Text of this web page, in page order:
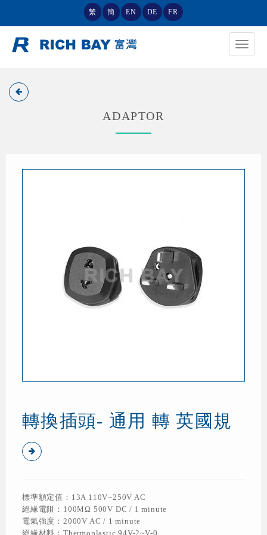
繁 簡 EN DE FR
Toggle
ADAPTOR
轉換插頭- 通用 轉 英國規
標準額定值：13A 110V~250V AC
絕緣電阻：100MΩ 500V DC / 1 minute
電氣強度：2000V AC / 1 minute
絕緣材料：Thermoplastic 94V-2~V-0